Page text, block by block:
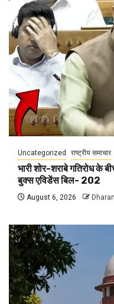
Uncategorized राष्ट्रीय समाचार
भारी शोर-शराबे गतिरोध के
बुक्स एविडेंस बिल- 202
August 6, 2026